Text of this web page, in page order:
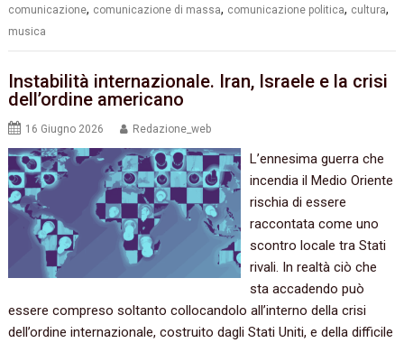
comunicazione, comunicazione di massa, comunicazione politica, cultura,
musica
Instabilità internazionale. Iran, Israele e la crisi
dell’ordine americano
16 Giugno 2026 Redazione_web
L’ennesima guerra che
incendia il Medio Oriente
rischia di essere
raccontata come uno
scontro locale tra Stati
rivali. In realtà ciò che
sta accadendo può
essere compreso soltanto collocandolo all’interno della crisi
dell’ordine internazionale, costruito dagli Stati Uniti, e della difficile